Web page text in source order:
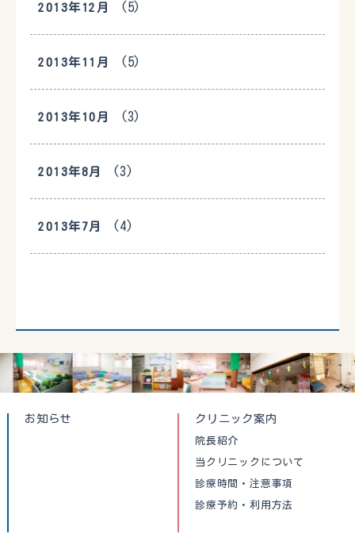
2013年12月 (5)
2013年11月 (5)
2013年10月 (3)
2013年8月 (3)
2013年7月 (4)
お知らせ クリニック案内
院長紹介
当クリニックについて
診療時間・注意事項
診療予約・利用方法